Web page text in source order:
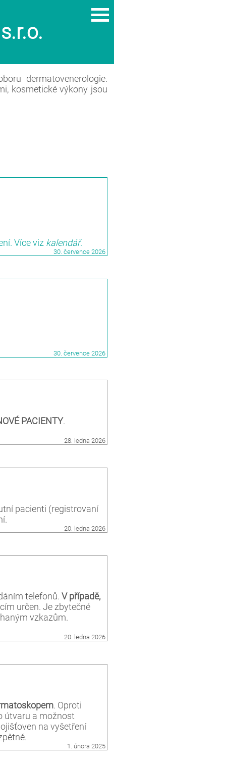
dermatovenerologie.
kosmetické výkony jsou
Více viz kalendář.
30. července 2026
30. července 2026
PACIENTY.
28. ledna 2026
pacienti (registrovaní
20. ledna 2026
telefonů.V případě,
určen. Je zbytečné
vzkazům.
20. ledna 2026
. Oproti
útvaru a možnost
na vyšetření
1. února 2025